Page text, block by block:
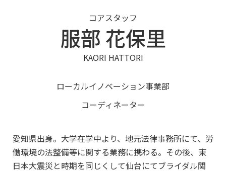
コアスタッフ
服部 花保里
KAORI HATTORI
ローカルイノベーション事業部
コーディネーター
愛知県出身。大学在学中より、地元法律事務所にて、労
働環境の法整備等に関する業務に携わる。その後、東
日本大震災と時期を同じくして仙台にてブライダル関